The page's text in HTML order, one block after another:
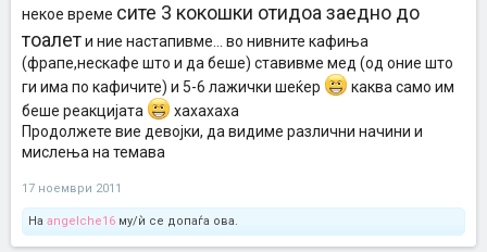
некое време сите 3 кокошки отидоа заедно до
тоалети ние настапивме... во нивните кафиња
(фрапе,нескафе што и да беше) ставивме мед (од оние што
ги има по кафичите) и 5-6 лажички шеќер
каква само им
беше реакцијата
хахахаха
Продолжете вие девојки, да видиме различни начини и
мислења на темава
17 ноември 2011
На angelche16 му/ѝ се допаѓа ова.